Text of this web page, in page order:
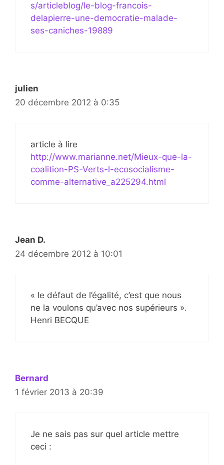
s/articleblog/le-blog-francois-
delapierre-une-democratie-malade-
ses-caniches-19889
julien
20 décembre 2012 à 0:35
article à lire
http://www.marianne.net/Mieux-que-la-
coalition-PS-Verts-l-ecosocialisme-
comme-alternative_a225294.html
Jean D.
24 décembre 2012 à 10:01
« le défaut de l’égalité, c’est que nous
ne la voulons qu’avec nos supérieurs ».
Henri BECQUE
Bernard
1 février 2013 à 20:39
Je ne sais pas sur quel article mettre
ceci :